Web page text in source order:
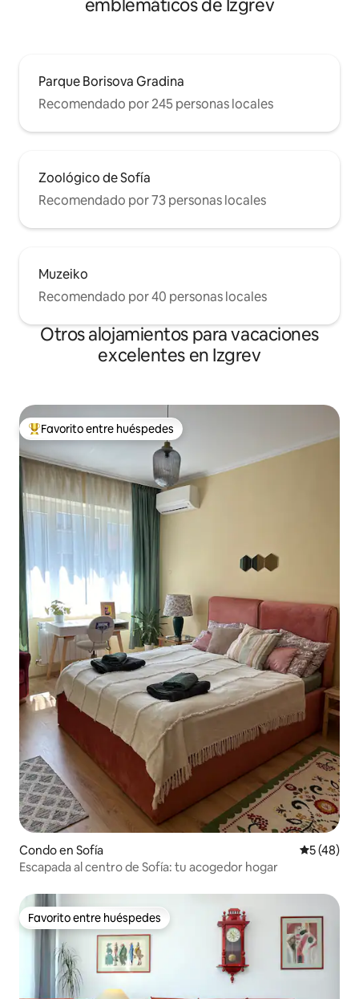
emblemáticos de Izgrev
Parque Borisova Gradina
Recomendado por 245 personas locales
Zoológico de Sofía
Recomendado por 73 personas locales
Muzeiko
Recomendado por 40 personas locales
Otros alojamientos para vacaciones
excelentes en Izgrev
Favorito entre huéspedes preferido
Favorito entre huéspedes
Condo en Sofía
5 (48)
Escapada al centro de Sofía: tu acogedor hogar
Favorito entre huéspedes
Favorito entre huéspedes